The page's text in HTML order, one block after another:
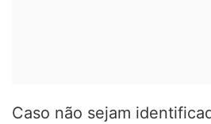
Caso não sejam